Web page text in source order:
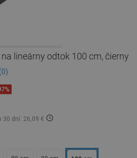
lineárny odtok 100 cm, čierny
(0)
30 dní: 26,09 €